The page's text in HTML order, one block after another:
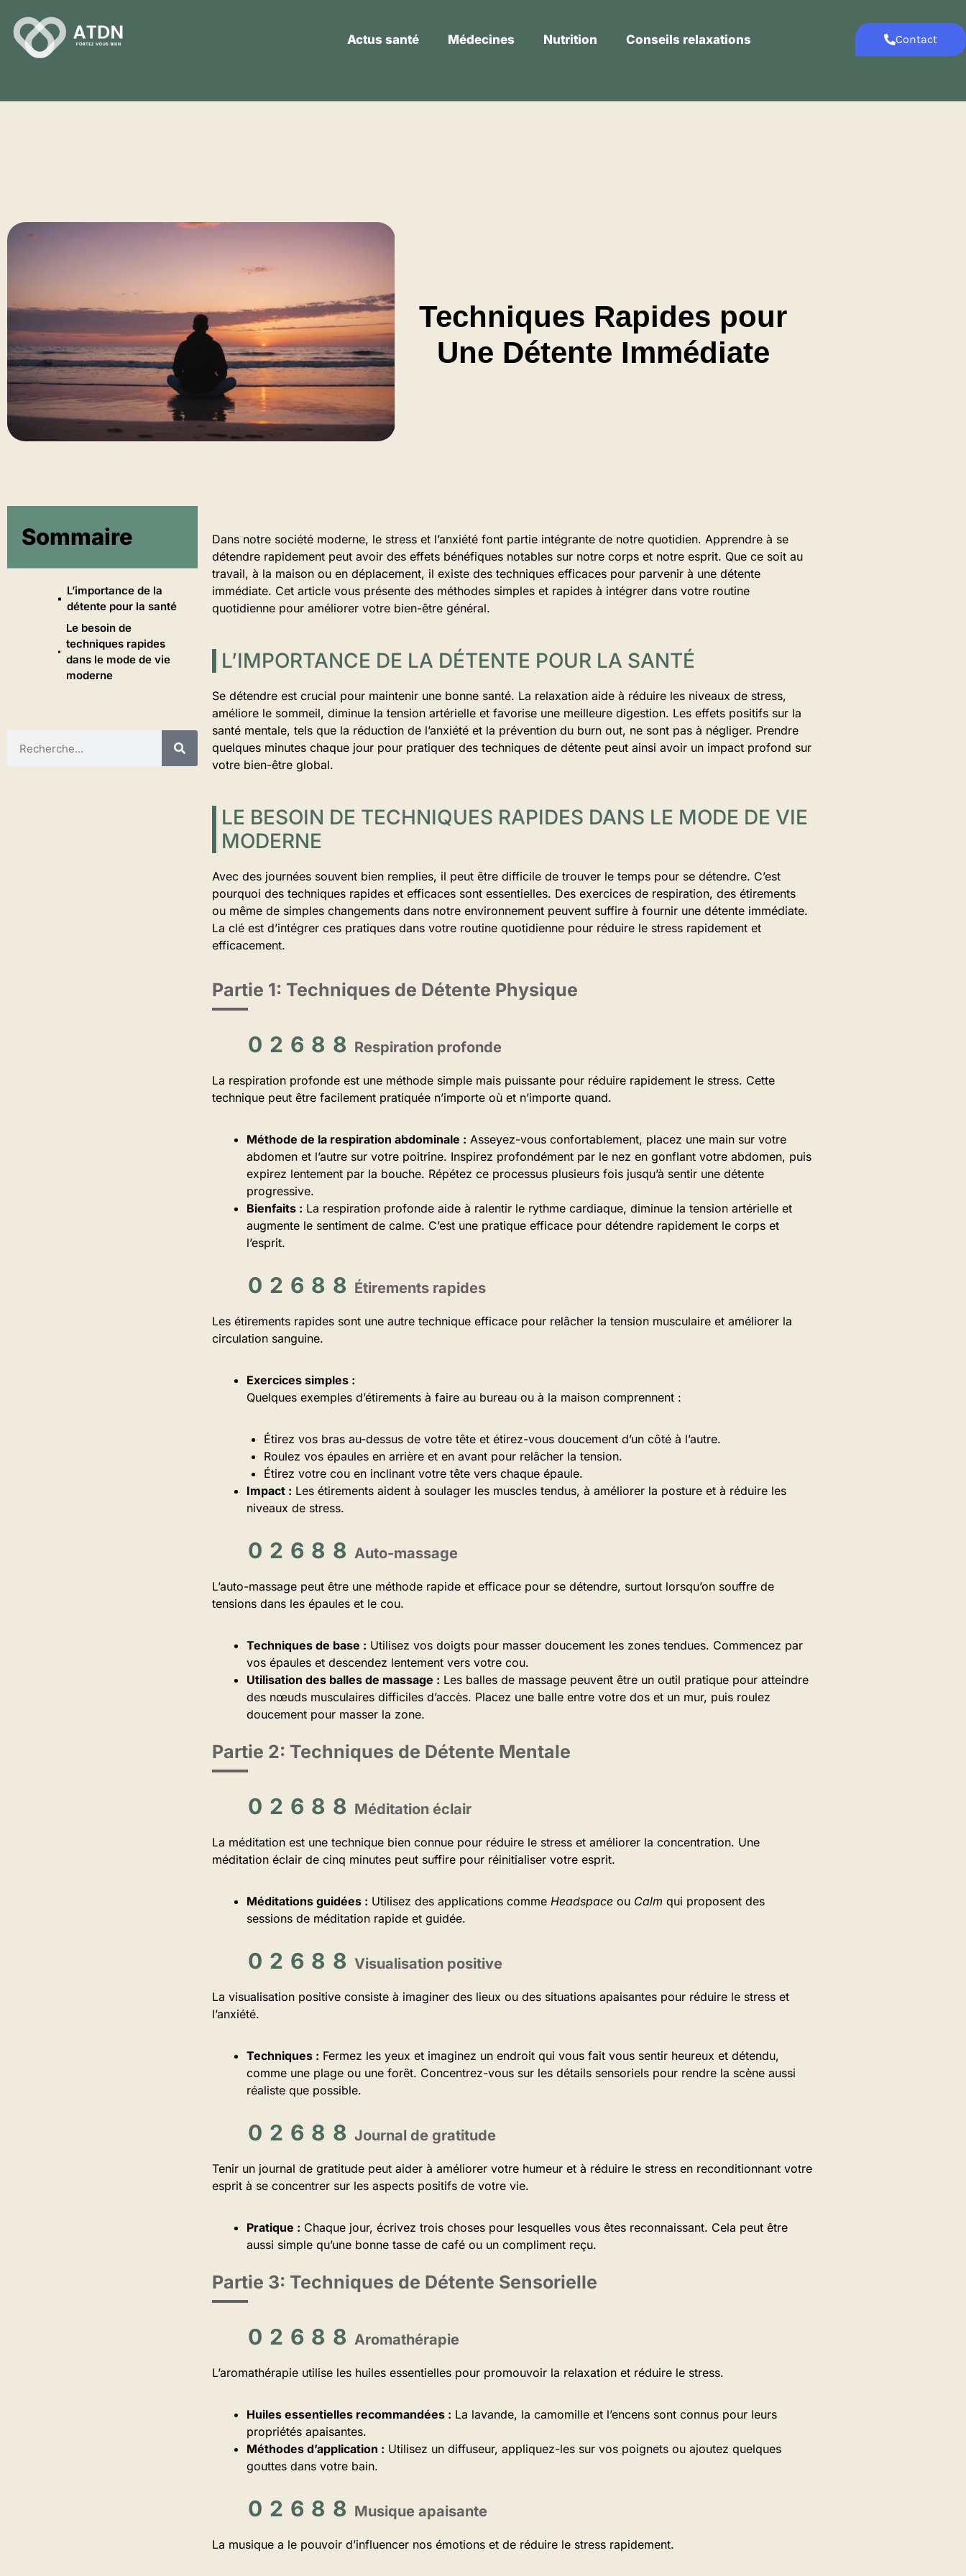
Actus santé Médecines Nutrition Conseils relaxations Contact
Techniques Rapides pour
Une Détente Immédiate
Sommaire
L’importance de la
détente pour la santé
Le besoin de
techniques rapides
dans le mode de vie
moderne
Dans notre société moderne, le stress et l’anxiété font partie intégrante de notre quotidien. Apprendre à se
détendre rapidement peut avoir des effets bénéfiques notables sur notre corps et notre esprit. Que ce soit au
travail, à la maison ou en déplacement, il existe des techniques efficaces pour parvenir à une détente
immédiate. Cet article vous présente des méthodes simples et rapides à intégrer dans votre routine
quotidienne pour améliorer votre bien-être général.
L’IMPORTANCE DE LA DÉTENTE POUR LA SANTÉ
Se détendre est crucial pour maintenir une bonne santé. La relaxation aide à réduire les niveaux de stress,
améliore le sommeil, diminue la tension artérielle et favorise une meilleure digestion. Les effets positifs sur la
santé mentale, tels que la réduction de l’anxiété et la prévention du burn out, ne sont pas à négliger. Prendre
quelques minutes chaque jour pour pratiquer des techniques de détente peut ainsi avoir un impact profond sur
votre bien-être global.
LE BESOIN DE TECHNIQUES RAPIDES DANS LE MODE DE VIE
MODERNE
Avec des journées souvent bien remplies, il peut être difficile de trouver le temps pour se détendre. C’est
pourquoi des techniques rapides et efficaces sont essentielles. Des exercices de respiration, des étirements
ou même de simples changements dans notre environnement peuvent suffire à fournir une détente immédiate.
La clé est d’intégrer ces pratiques dans votre routine quotidienne pour réduire le stress rapidement et
efficacement.
Partie 1: Techniques de Détente Physique
Respiration profonde
La respiration profonde est une méthode simple mais puissante pour réduire rapidement le stress. Cette
technique peut être facilement pratiquée n’importe où et n’importe quand.
Méthode de la respiration abdominale : Asseyez-vous confortablement, placez une main sur votre
abdomen et l’autre sur votre poitrine. Inspirez profondément par le nez en gonflant votre abdomen, puis
expirez lentement par la bouche. Répétez ce processus plusieurs fois jusqu’à sentir une détente
progressive.
Bienfaits : La respiration profonde aide à ralentir le rythme cardiaque, diminue la tension artérielle et
augmente le sentiment de calme. C’est une pratique efficace pour détendre rapidement le corps et
l’esprit.
Étirements rapides
Les étirements rapides sont une autre technique efficace pour relâcher la tension musculaire et améliorer la
circulation sanguine.
Exercices simples :
Quelques exemples d’étirements à faire au bureau ou à la maison comprennent :
Étirez vos bras au-dessus de votre tête et étirez-vous doucement d’un côté à l’autre.
Roulez vos épaules en arrière et en avant pour relâcher la tension.
Étirez votre cou en inclinant votre tête vers chaque épaule.
Impact : Les étirements aident à soulager les muscles tendus, à améliorer la posture et à réduire les
niveaux de stress.
Auto-massage
L’auto-massage peut être une méthode rapide et efficace pour se détendre, surtout lorsqu’on souffre de
tensions dans les épaules et le cou.
Techniques de base : Utilisez vos doigts pour masser doucement les zones tendues. Commencez par
vos épaules et descendez lentement vers votre cou.
Utilisation des balles de massage : Les balles de massage peuvent être un outil pratique pour atteindre
des nœuds musculaires difficiles d’accès. Placez une balle entre votre dos et un mur, puis roulez
doucement pour masser la zone.
Partie 2: Techniques de Détente Mentale
Méditation éclair
La méditation est une technique bien connue pour réduire le stress et améliorer la concentration. Une
méditation éclair de cinq minutes peut suffire pour réinitialiser votre esprit.
Méditations guidées : Utilisez des applications comme Headspace ou Calm qui proposent des
sessions de méditation rapide et guidée.
Visualisation positive
La visualisation positive consiste à imaginer des lieux ou des situations apaisantes pour réduire le stress et
l’anxiété.
Techniques : Fermez les yeux et imaginez un endroit qui vous fait vous sentir heureux et détendu,
comme une plage ou une forêt. Concentrez-vous sur les détails sensoriels pour rendre la scène aussi
réaliste que possible.
Journal de gratitude
Tenir un journal de gratitude peut aider à améliorer votre humeur et à réduire le stress en reconditionnant votre
esprit à se concentrer sur les aspects positifs de votre vie.
Pratique : Chaque jour, écrivez trois choses pour lesquelles vous êtes reconnaissant. Cela peut être
aussi simple qu’une bonne tasse de café ou un compliment reçu.
Partie 3: Techniques de Détente Sensorielle
Aromathérapie
L’aromathérapie utilise les huiles essentielles pour promouvoir la relaxation et réduire le stress.
Huiles essentielles recommandées : La lavande, la camomille et l’encens sont connus pour leurs
propriétés apaisantes.
Méthodes d’application : Utilisez un diffuseur, appliquez-les sur vos poignets ou ajoutez quelques
gouttes dans votre bain.
Musique apaisante
La musique a le pouvoir d’influencer nos émotions et de réduire le stress rapidement.